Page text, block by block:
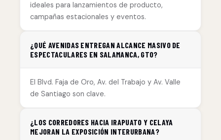
ideales para lanzamientos de producto,
campañas estacionales y eventos.
¿QUÉ AVENIDAS ENTREGAN ALCANCE MASIVO DE
ESPECTACULARES EN SALAMANCA, GTO?
El Blvd. Faja de Oro, Av. del Trabajo y Av. Valle
de Santiago son clave.
¿LOS CORREDORES HACIA IRAPUATO Y CELAYA
MEJORAN LA EXPOSICIÓN INTERURBANA?